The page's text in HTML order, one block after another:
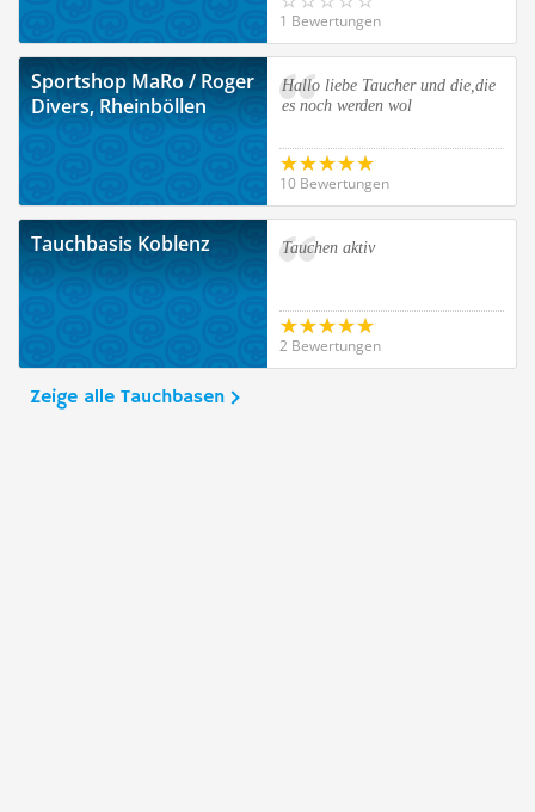
1 Bewertungen
Sportshop MaRo / Roger
Divers, Rheinböllen
Hallo liebe Taucher und die,die
es noch werden wol
10 Bewertungen
Tauchbasis Koblenz Tauchen aktiv
2 Bewertungen
Zeige alle Tauchbasen